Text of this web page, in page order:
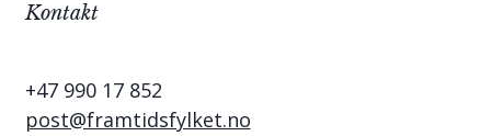
Kontakt
+47 990 17 852
post@framtidsfylket.no